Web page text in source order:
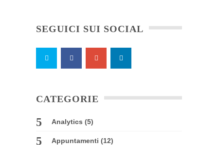
SEGUICI SUI SOCIAL
CATEGORIE
Analytics (5)
Appuntamenti (12)